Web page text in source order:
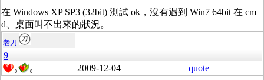
在 Windows XP SP3 (32bit) 測試 ok，沒有遇到 Win7 64bit 在 cm
d、桌面叫不出來的狀況。
老刀
9
0 0 2009-12-04 quote